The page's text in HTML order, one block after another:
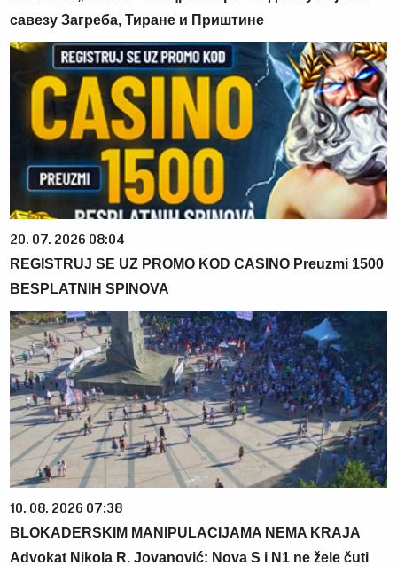
савезу Загреба, Тиране и Приштине
20. 07. 2026 08:04
REGISTRUJ SE UZ PROMO KOD CASINO Preuzmi 1500
BESPLATNIH SPINOVA
10. 08. 2026 07:38
BLOKADERSKIM MANIPULACIJAMA NEMA KRAJA
Advokat Nikola R. Jovanović: Nova S i N1 ne žele čuti